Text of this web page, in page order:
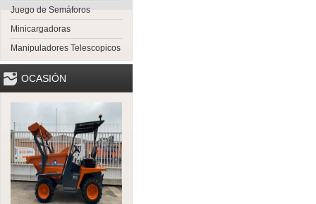
Juego de Semáforos
Minicargadoras
Manipuladores Telescopicos
OCASIÓN